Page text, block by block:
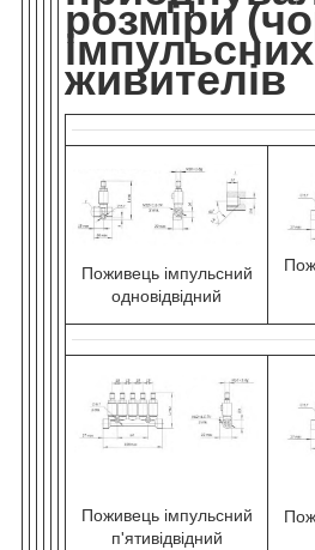
розміри
імпульсних
живителів
Поживець імпульсний
одновідвідний
Поживець імпульсний
п'ятивідвідний